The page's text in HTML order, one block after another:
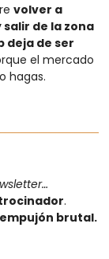
volver a
de la zona
deja de ser
el mercado
hagas.
.
brutal.